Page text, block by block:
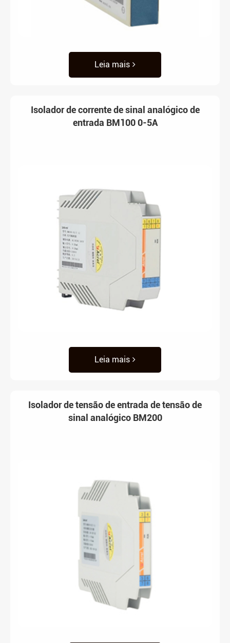
Leia mais
Isolador de corrente de sinal analógico de
entrada BM100 0-5A
Leia mais
Isolador de tensão de entrada de tensão de
sinal analógico BM200